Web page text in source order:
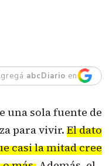
abcDiario en
una sola fuente de
para vivir.El dato
casi la mitad cree